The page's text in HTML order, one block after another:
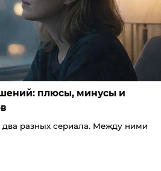
плюсы, минусы и
разных сериала. Между ними